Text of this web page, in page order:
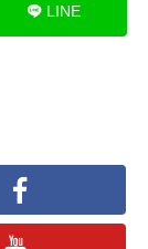
LINE